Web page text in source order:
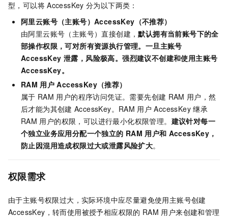
型，可以将 AccessKey 分为以下两类：
阿里云账号（主账号）AccessKey（不推荐）
由阿里云账号（主账号）直接创建，默认拥有当前账号下的全
部操作权限，可对所有资源执行管理。一旦主账号
AccessKey 泄露，风险极高。强烈建议不创建和使用主账号
AccessKey。
RAM 用户 AccessKey（推荐）
属于 RAM 用户的程序访问凭证。需要先创建 RAM 用户，然
后才能为其创建 AccessKey。RAM 用户 AccessKey 继承
RAM 用户的权限，可以进行最小化权限管理。 建议针对每一
个独立业务应用分配一个独立的 RAM 用户和 AccessKey，
防止因混用造成权限过大或泄露风险扩大。
权限需求
由于主账号权限过大，实际环境中应尽量避免使用主账号创建
AccessKey，转而使用被授予相应权限的 RAM 用户来创建和管理